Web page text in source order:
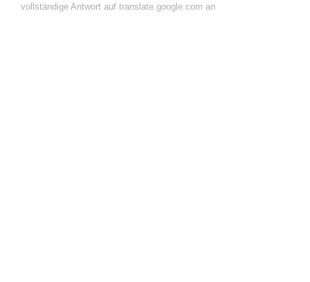
vollständige Antwort auf translate.google.com an